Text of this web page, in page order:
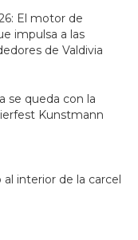
El motor de
impulsa a las
de Valdivia
se queda con la
Kunstmann
interior de la carcel